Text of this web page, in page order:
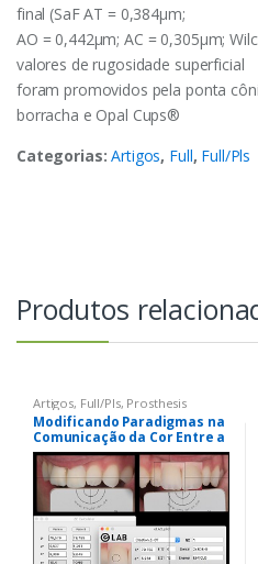
final (SaF AT = 0,384μm;
AO = 0,442μm; AC = 0,305μm;
valores de rugosidade superficial
foram promovidos pela ponta
borracha e Opal Cups®
Categorias:Artigos, Full, Full/Pls
Produtos
Artigos, Full/Pls, Prosthesis
Modificando Paradigmas na
Comunicação da Cor Entre a
Clínica e o Laboratório: o
Sistema Elab